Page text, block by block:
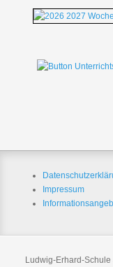
Impressum
Ludwig-Erhard-